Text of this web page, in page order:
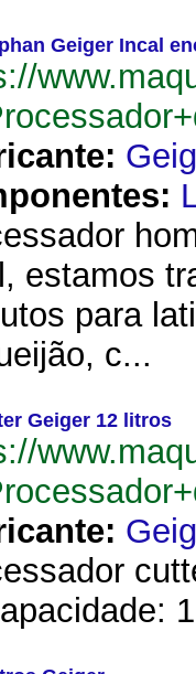
Geiger Incal
estamos
para
c...
Geiger 12 litros